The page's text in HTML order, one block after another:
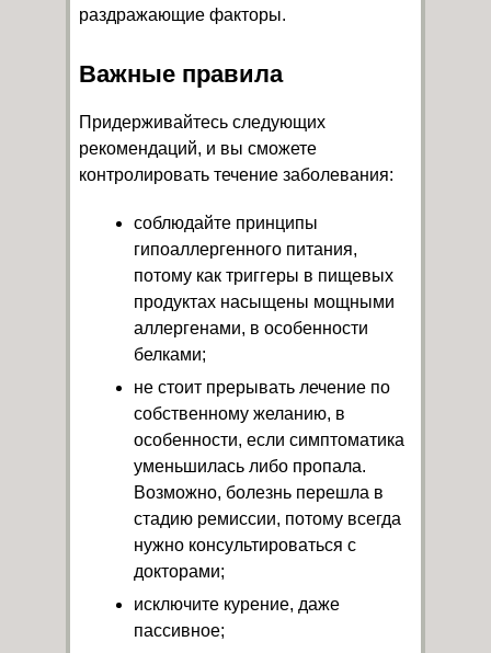
раздражающие факторы.
Важные правила
Придерживайтесь следующих
рекомендаций, и вы сможете
контролировать течение заболевания:
соблюдайте принципы
гипоаллергенного питания,
потому как триггеры в пищевых
продуктах насыщены мощными
аллергенами, в особенности
белками;
не стоит прерывать лечение по
собственному желанию, в
особенности, если симптоматика
уменьшилась либо пропала.
Возможно, болезнь перешла в
стадию ремиссии, потому всегда
нужно консультироваться с
докторами;
исключите курение, даже
пассивное;